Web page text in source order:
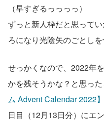
（早すぎるっっっっ）
ずっと新人枠だと思って
ろになり光陰矢のごとし
せっかくなので、2022年
かを残そうかな？と思った
ム Advent Calendar 2022】
日目（12月13日分）にエ